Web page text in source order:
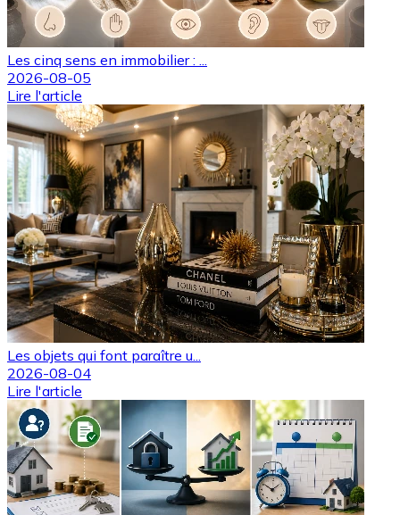
Les cinq sens en immobilier : ...
2026-08-05
Lire l'article
Les objets qui font paraître u...
2026-08-04
Lire l'article